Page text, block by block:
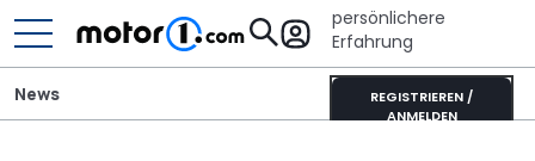
persönlichere
Erfahrung
REGISTRIEREN /
ANMELDEN
News